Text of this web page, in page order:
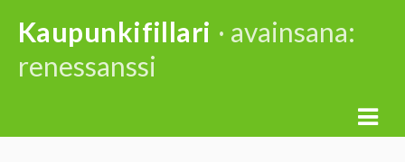
content
Kaupunkifillari · avainsana:
renessanssi